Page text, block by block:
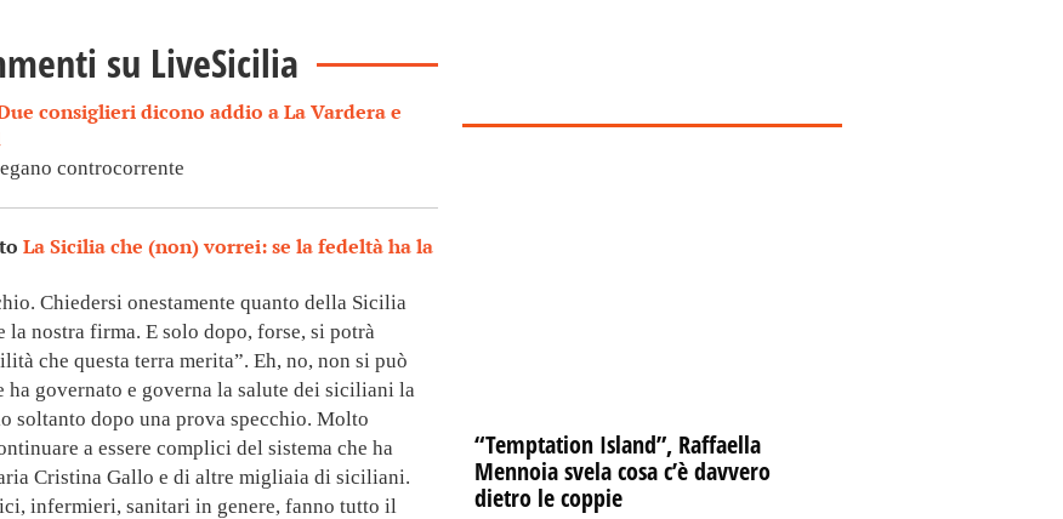
su LiveSicilia
consiglieri dicono addio a La Vardera e
controcorrente
La Sicilia che (non) vorrei: se la fedeltà ha la
Chiedersi onestamente quanto della Sicilia
la nostra firma. E solo dopo, forse, si potrà
che questa terra merita”. Eh, no, non si può
ha governato e governa la salute dei siciliani la
soltanto dopo una prova specchio. Molto
a essere complici del sistema che ha
Cristina Gallo e di altre migliaia di siciliani.
infermieri, sanitari in genere, fanno tutto il
“Temptation Island”, Raffaella
Mennoia svela cosa c’è davvero
dietro le coppie